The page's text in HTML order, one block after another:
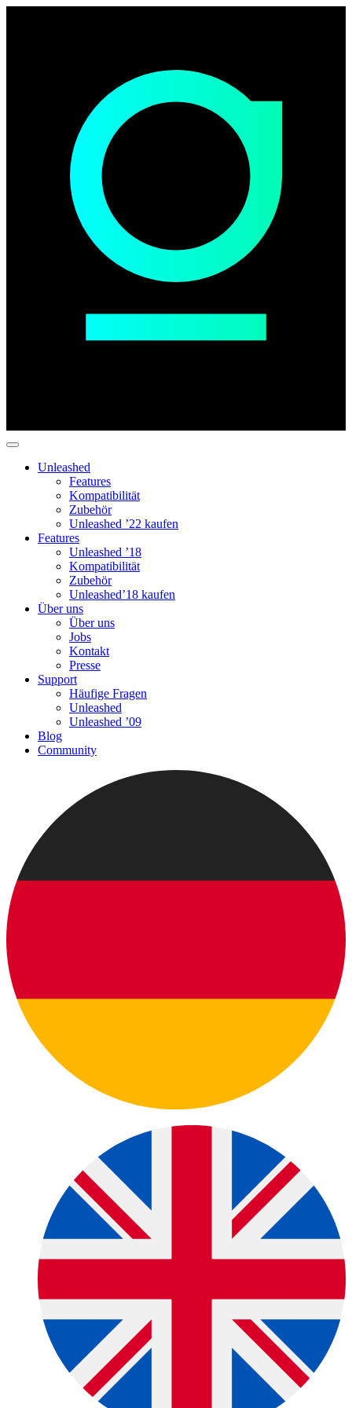
Unleashed
Features
Kompatibilität
Zubehör
Unleashed ’22 kaufen
Features
Unleashed ’18
Kompatibilität
Zubehör
Unleashed’18 kaufen
Über uns
Über uns
Jobs
Kontakt
Presse
Support
Häufige Fragen
Unleashed
Unleashed ’09
Blog
Community